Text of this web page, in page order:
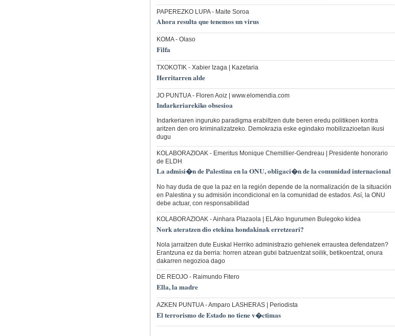
PAPEREZKO LUPA- Maite Soroa
Ahora resulta que tenemos un virus
KOMA- Olaso
Filfa
TXOKOTIK- Xabier Izaga | Kazetaria
Herritarren alde
JO PUNTUA- Floren Aoiz | www.elomendia.com
Indarkeriarekiko obsesioa
Indarkeriaren inguruko paradigma erabiltzen dute beren eredu politikoen kontra
aritzen den oro kriminalizatzeko. Demokrazia eske egindako mobilizazioetan ikusi
dugu
KOLABORAZIOAK- Emeritus Monique Chemillier-Gendreau | Presidente honorario
de ELDH
La admisi�n de Palestina en la ONU, obligaci�n de la comunidad internacional
No hay duda de que la paz en la región depende de la normalización de la situación
en Palestina y su admisión incondicional en la comunidad de estados. Así, la ONU
debe actuar, con responsabilidad
KOLABORAZIOAK- Ainhara Plazaola | ELAko Ingurumen Bulegoko kidea
Nork ateratzen dio etekina hondakinak erretzeari?
Nola jarraitzen dute Euskal Herriko administrazio gehienek erraustea defendatzen?
Erantzuna ez da berria: horren atzean gutxi batzuentzat soilik, betikoentzat, onura
dakarren negozioa dago
DE REOJO- Raimundo Fitero
Ella, la madre
AZKEN PUNTUA- Amparo LASHERAS | Periodista
El terrorismo de Estado no tiene v�ctimas